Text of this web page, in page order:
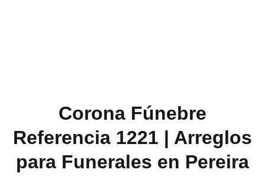
Corona Fúnebre
Referencia 1221 | Arreglos
para Funerales en Pereira